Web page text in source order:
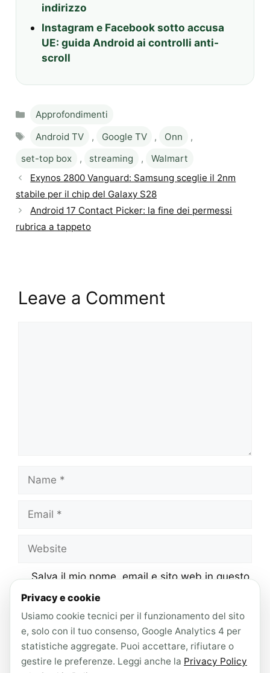
indirizzo
Instagram e Facebook sotto accusa
UE: guida Android ai controlli anti-
scroll
Categories
Approfondimenti
Tags
Android TV , Google TV , Onn
,
set-top box
, streaming ,
Walmart
Exynos 2800 Vanguard: Samsung sceglie il 2nm
stabile per il chip del Galaxy S28
Android 17 Contact Picker: la fine dei permessi
rubrica a tappeto
Leave a Comment
Name
Email
Website
Salva il mio nome, email e sito web in questo
browser per la prossima volta che
commento.
Privacy e cookie
Usiamo cookie tecnici per il funzionamento del sito
e, solo con il tuo consenso, Google Analytics 4 per
statistiche aggregate. Puoi accettare, rifiutare o
gestire le preferenze. Leggi anche la Privacy Policy